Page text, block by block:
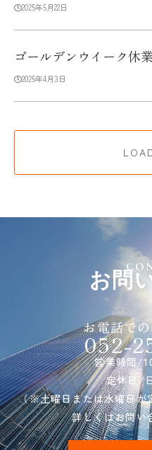
2025年5月22日
ゴールデンウイーク休
2025年4月3日
お問
お電話で
052-
営業時間/
定休日/
（※土曜日または水曜日が
詳しくはお問い